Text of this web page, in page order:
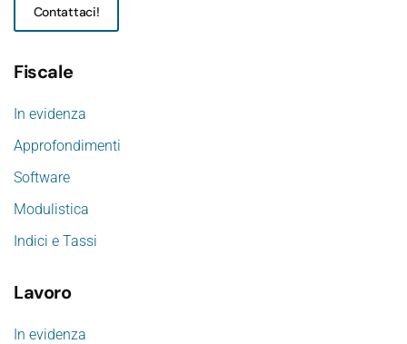
Contattaci!
Fiscale
In evidenza
Approfondimenti
Software
Modulistica
Indici e Tassi
Lavoro
In evidenza